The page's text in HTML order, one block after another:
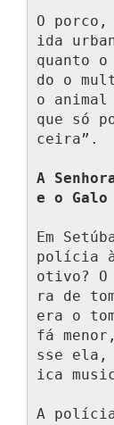
O porco,
ida
quanto
do o
o animal
que só
ceira”.
A
e o Galo
Em
polícia
otivo?
ra de
era o
fá
sse ela,
ica
A